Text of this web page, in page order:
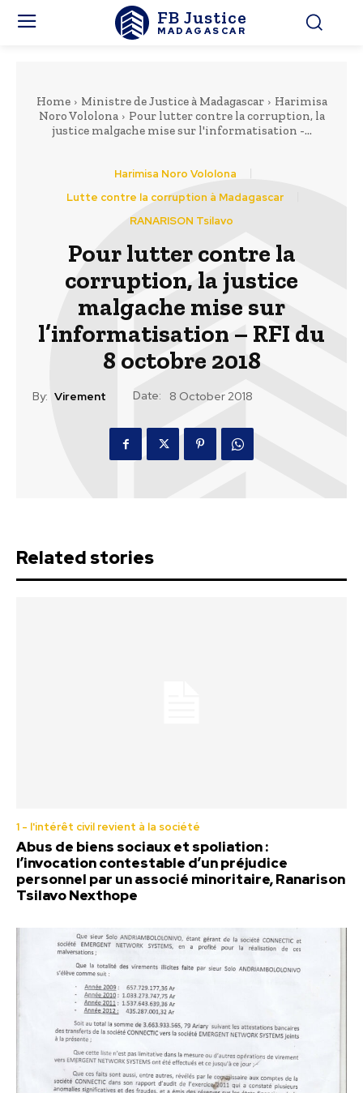
FB Justice
MADAGASCAR
Home Ministre de Justice à Madagascar
Harimisa
Noro Vololona
Pour lutter contre la corruption, la
justice malgache mise sur l'informatisation -...
Harimisa Noro Vololona
Lutte contre la corruption à Madagascar
RANARISON Tsilavo
Pour lutter contre la
corruption, la justice
malgache mise sur
l’informatisation – RFI du
8 octobre 2018
By: Virement Date: 8 October 2018
Related stories
1 - l'intérêt civil revient à la société
Abus de biens sociaux et spoliation :
l’invocation contestable d’un préjudice
personnel par un associé minoritaire, Ranarison
Tsilavo Nexthope